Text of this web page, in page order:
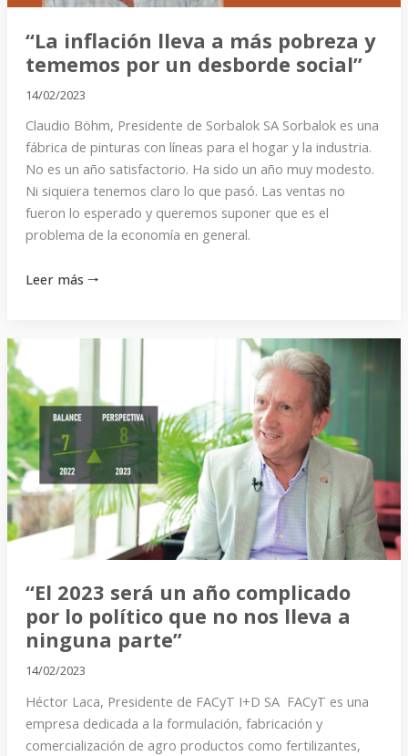
“La inflación lleva a más pobreza y
tememos por un desborde social”
14/02/2023
Claudio Böhm, Presidente de Sorbalok SA Sorbalok es una
fábrica de pinturas con líneas para el hogar y la industria.
No es un año satisfactorio. Ha sido un año muy modesto.
Ni siquiera tenemos claro lo que pasó. Las ventas no
fueron lo esperado y queremos suponer que es el
problema de la economía en general.
un
desborde
social”
Leer más 🠒
“El 2023 será un año complicado
por lo político que no nos lleva a
ninguna parte”
14/02/2023
Héctor Laca, Presidente de FACyT I+D SA FACyT es una
empresa dedicada a la formulación, fabricación y
comercialización de agro productos como fertilizantes,
2023
será
un
año
complicado
por
lo
político
no
nos
lleva
parte”